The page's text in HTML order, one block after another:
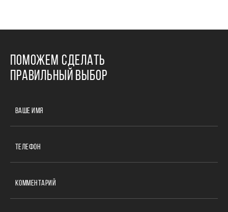
ПОМОЖЕМ СДЕЛАТЬ
ПРАВИЛЬНЫЙ ВЫБОР
ВАШЕ ИМЯ
ТЕЛЕФОН
КОММЕНТАРИЙ